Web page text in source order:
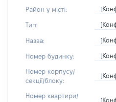
Район у місті:
Тип:
Назва:
Номер будинку:
Номер корпусу/
секції/блоку:
Номер квартири/